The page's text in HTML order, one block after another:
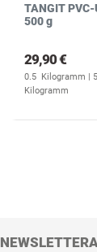
TANGIT
500 g
29,90 €
0.5 Kilogramm |
Kilogramm